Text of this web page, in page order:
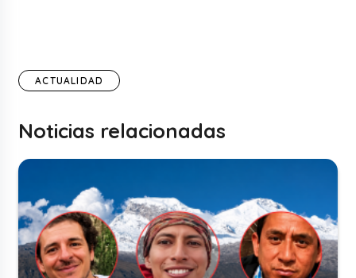
ACTUALIDAD
Noticias relacionadas